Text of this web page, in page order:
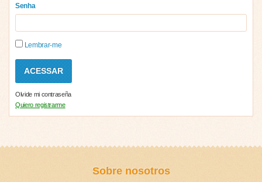
Senha
Lembrar-me
Olvide mi contraseña
Quiero registrarme
Sobre nosotros